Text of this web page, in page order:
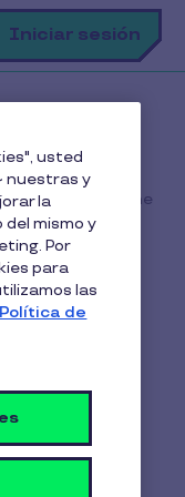
Iniciar sesión
te conviene
que
2024
usted
nuestras y
la
del mismo y
Por
para
las
Política de